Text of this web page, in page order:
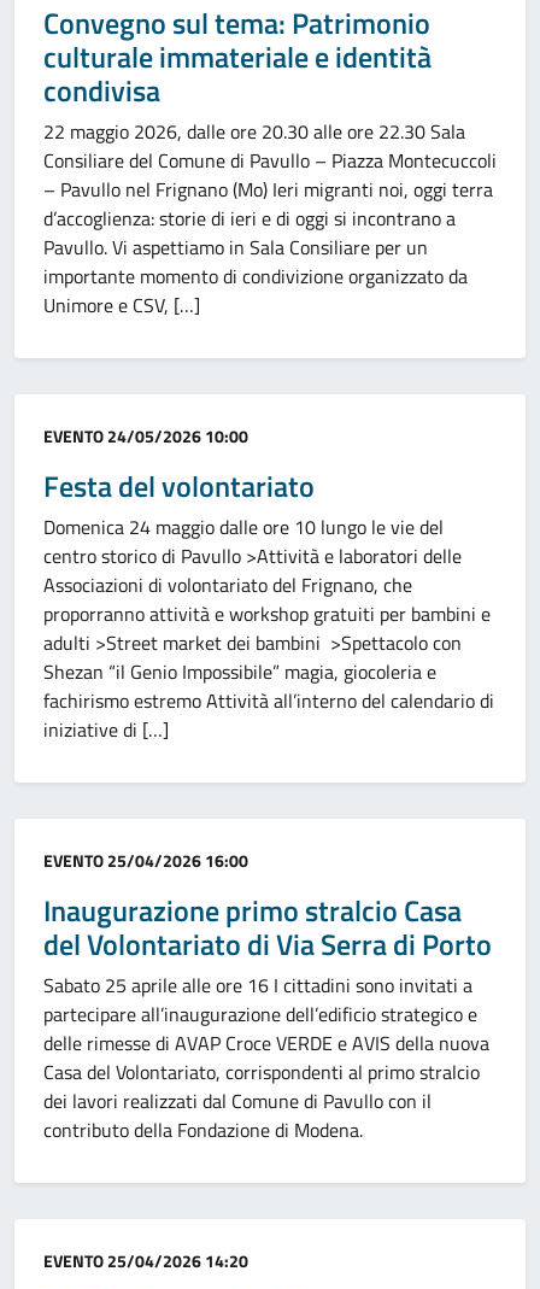
Convegno sul tema: Patrimonio
culturale immateriale e identità
condivisa
22 maggio 2026, dalle ore 20.30 alle ore 22.30 Sala
Consiliare del Comune di Pavullo – Piazza Montecuccoli
– Pavullo nel Frignano (Mo) Ieri migranti noi, oggi terra
d’accoglienza: storie di ieri e di oggi si incontrano a
Pavullo. Vi aspettiamo in Sala Consiliare per un
importante momento di condivizione organizzato da
Unimore e CSV, […]
Categoria:
EVENTO24/05/2026 10:00
Festa del volontariato
Domenica 24 maggio dalle ore 10 lungo le vie del
centro storico di Pavullo >Attività e laboratori delle
Associazioni di volontariato del Frignano, che
proporranno attività e workshop gratuiti per bambini e
adulti >Street market dei bambini >Spettacolo con
Shezan “il Genio Impossibile” magia, giocoleria e
fachirismo estremo Attività all’interno del calendario di
iniziative di […]
Categoria:
EVENTO25/04/2026 16:00
Inaugurazione primo stralcio Casa
del Volontariato di Via Serra di Porto
Sabato 25 aprile alle ore 16 I cittadini sono invitati a
partecipare all’inaugurazione dell’edificio strategico e
delle rimesse di AVAP Croce VERDE e AVIS della nuova
Casa del Volontariato, corrispondenti al primo stralcio
dei lavori realizzati dal Comune di Pavullo con il
contributo della Fondazione di Modena.
Categoria:
EVENTO25/04/2026 14:20